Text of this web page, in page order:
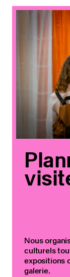
Nous
culturels
expositions
galerie.